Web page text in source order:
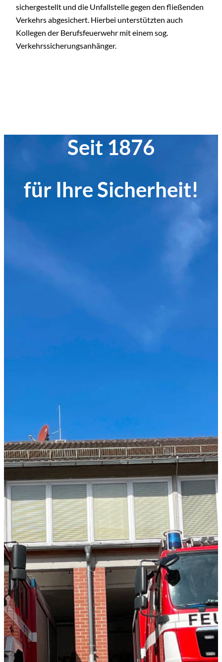
sichergestellt und die Unfallstelle gegen den fließenden
Verkehrs abgesichert. Hierbei unterstützten auch
Kollegen der Berufsfeuerwehr mit einem sog.
Verkehrssicherungsanhänger.
Seit 1876
für Ihre Sicherheit!